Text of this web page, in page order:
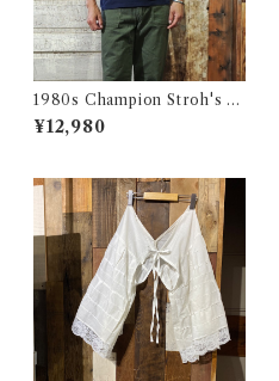
1980s Champion Stroh's W
ater Print T-Shirt Size XL /
チャンピオン トリコ タグ 染み
¥12,980